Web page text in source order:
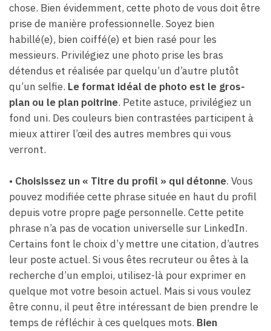
chose. Bien évidemment, cette photo de vous doit être
prise de manière professionnelle. Soyez bien
habillé(e), bien coiffé(e) et bien rasé pour les
messieurs. Privilégiez une photo prise les bras
détendus et réalisée par quelqu’un d’autre plutôt
qu’un selfie. Le format idéal de photo est le gros-
plan ou le plan poitrine. Petite astuce, privilégiez un
fond uni. Des couleurs bien contrastées participent à
mieux attirer l’œil des autres membres qui vous
verront.
• Choisissez un « Titre du profil » qui détonne. Vous
pouvez modifiée cette phrase située en haut du profil
depuis votre propre page personnelle. Cette petite
phrase n’a pas de vocation universelle sur LinkedIn.
Certains font le choix d’y mettre une citation, d’autres
leur poste actuel. Si vous êtes recruteur ou êtes à la
recherche d’un emploi, utilisez-là pour exprimer en
quelque mot votre besoin actuel. Mais si vous voulez
être connu, il peut être intéressant de bien prendre le
temps de réfléchir à ces quelques mots. Bien